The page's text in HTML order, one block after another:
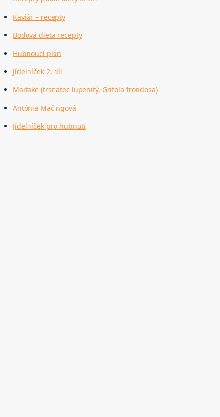
Kaviár – recepty
Bodová dieta recepty
Hubnoucí plán
Jídelníček 2. díl
Maitake (trsnatec lupenitý, Grifola frondosa)
Antónia Mačingová
Jídelníček pro hubnutí